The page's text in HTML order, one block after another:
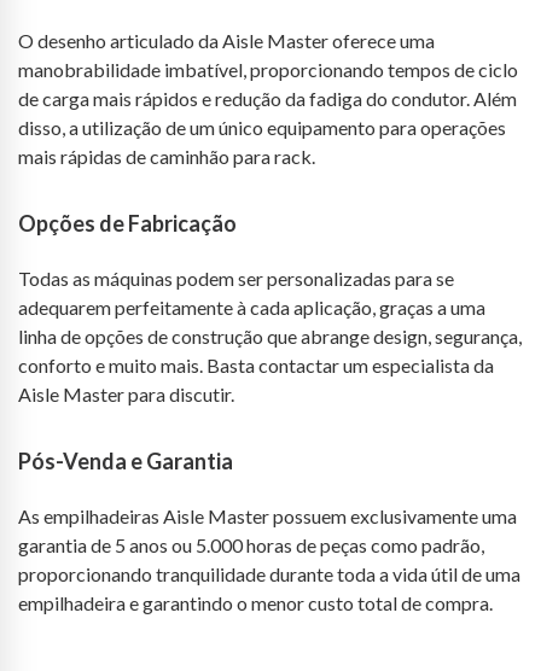
O desenho articulado da Aisle Master oferece uma
manobrabilidade imbatível, proporcionando tempos de ciclo
de carga mais rápidos e redução da fadiga do condutor. Além
disso, a utilização de um único equipamento para operações
mais rápidas de caminhão para rack.
Opções de Fabricação
Todas as máquinas podem ser personalizadas para se
adequarem perfeitamente à cada aplicação, graças a uma
linha de opções de construção que abrange design, segurança,
conforto e muito mais. Basta contactar um especialista da
Aisle Master para discutir.
Pós-Venda e Garantia
As empilhadeiras Aisle Master possuem exclusivamente uma
garantia de 5 anos ou 5.000 horas de peças como padrão,
proporcionando tranquilidade durante toda a vida útil de uma
empilhadeira e garantindo o menor custo total de compra.